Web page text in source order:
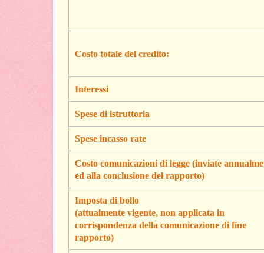
Costo totale del credito:
Interessi
Spese di istruttoria
Spese incasso rate
Costo comunicazioni di legge (inviate
ed alla conclusione del rapporto)
Imposta di bollo
(attualmente vigente, non applicata in
corrispondenza della comunicazione di fine
rapporto)